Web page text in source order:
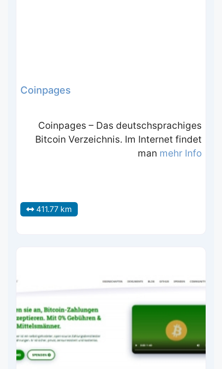
Coinpages
Coinpages – Das deutschsprachiges
Bitcoin Verzeichnis. Im Internet findet
man mehr Info
411.77 km